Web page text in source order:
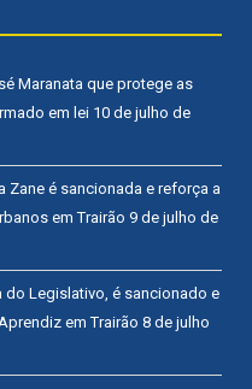
Maranata que protege as
em lei 10 de julho de
Zane é sancionada e reforça a
em Trairão 9 de julho de
do Legislativo, é sancionado e
em Trairão 8 de julho